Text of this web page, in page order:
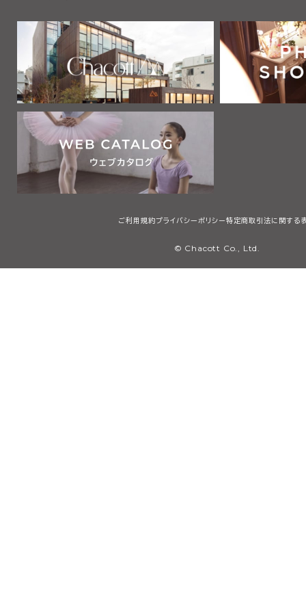
ご利用規約プライバシーポリシー 特定商取引法に関する
© Chacott Co., Ltd.